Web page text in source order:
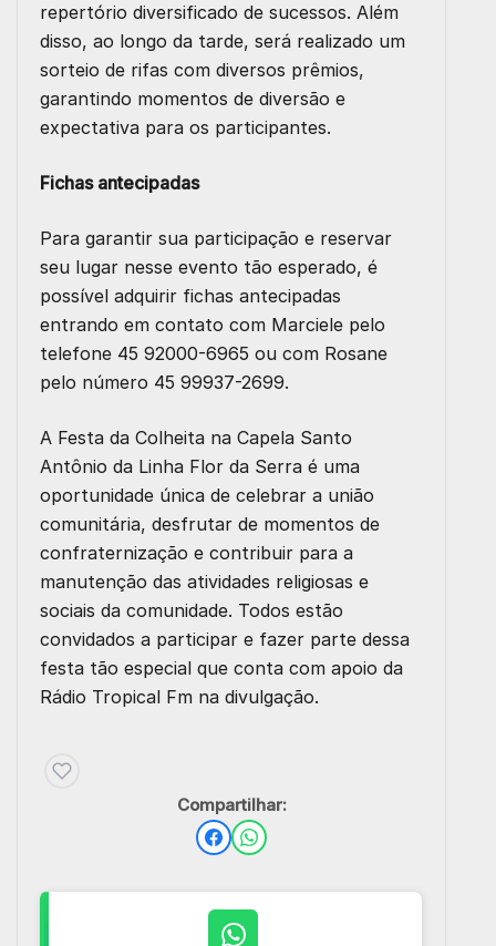
repertório diversificado de sucessos. Além
disso, ao longo da tarde, será realizado um
sorteio de rifas com diversos prêmios,
garantindo momentos de diversão e
expectativa para os participantes.
Fichas antecipadas
Para garantir sua participação e reservar
seu lugar nesse evento tão esperado, é
possível adquirir fichas antecipadas
entrando em contato com Marciele pelo
telefone 45 92000-6965 ou com Rosane
pelo número 45 99937-2699.
A Festa da Colheita na Capela Santo
Antônio da Linha Flor da Serra é uma
oportunidade única de celebrar a união
comunitária, desfrutar de momentos de
confraternização e contribuir para a
manutenção das atividades religiosas e
sociais da comunidade. Todos estão
convidados a participar e fazer parte dessa
festa tão especial que conta com apoio da
Rádio Tropical Fm na divulgação.
Compartilhar: